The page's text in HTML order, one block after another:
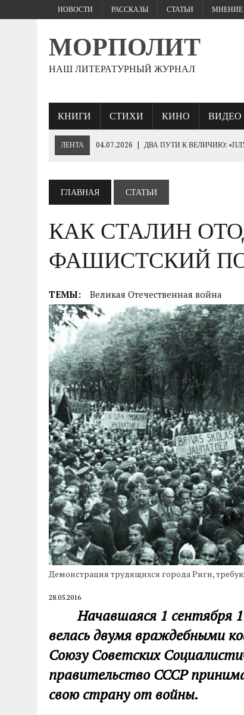
НОВОСТИ РАССКАЗЫ СТАТЬИ МНЕНИЕ
МОРПОЛИТ
НАШ ЛИТЕРАТУРНЫЙ ЖУРНАЛ
КНИГИ СТИХИ КИНО ВИДЕО
ЛЕНТА 04.07.2026 ДВА ПУТИ К ВЕЛИЧИЮ:
19.06.2026 | 230- ЛЕТИЮ ИМПЕРАТОРА НИКОЛАЯ I
10.06.2026 | ЕВРОПЕЙСКИЕ ВАРВАРЫ РУКАМИ
03.06.2026 ГЕНЕРАЛ ШТУРМ: ПОЛКОВОДЧЕСКОЕ
ГЛАВНАЯ СТАТЬИ
КАК СТАЛИН
ФАШИСТСКИЙ
ТЕМЫ: Великая Отечественная война
Демонстрация трудящихся города Риги,
28.05.2016
Начавшаяся 1 сентября
велась двумя враждебными
Союзу Советских
правительство СССР
свою страну от войны.